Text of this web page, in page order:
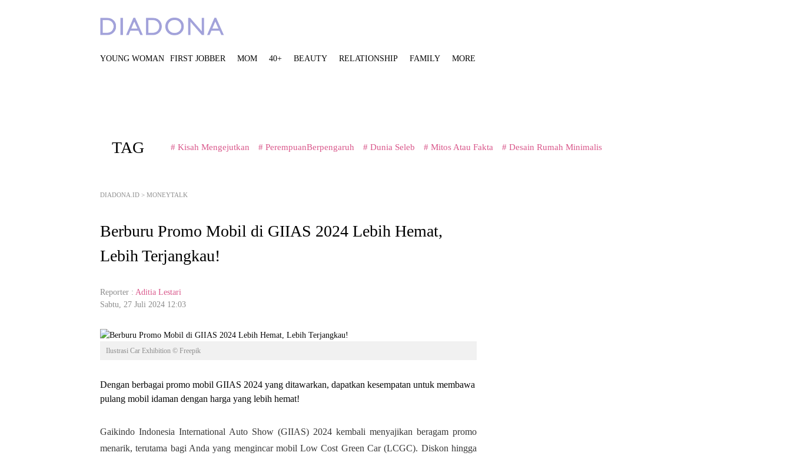
YOUNG WOMAN FIRST JOBBER MOM 40+ BEAUTY RELATIONSHIP FAMILY MORE
TAG # Kisah Mengejutkan # PerempuanBerpengaruh # Dunia Seleb # Mitos Atau Fakta # Desain Rumah Minimalis
DIADONA.ID > MONEYTALK
Berburu Promo Mobil di GIIAS 2024 Lebih Hemat,
Lebih Terjangkau!
Reporter : Aditia Lestari
Sabtu, 27 Juli 2024 12:03
Ilustrasi Car Exhibition © Freepik
Dengan berbagai promo mobil GIIAS 2024 yang ditawarkan, dapatkan kesempatan untuk membawa
pulang mobil idaman dengan harga yang lebih hemat!
Gaikindo Indonesia International Auto Show (GIIAS) 2024 kembali menyajikan beragam promo
menarik, terutama bagi Anda yang mengincar mobil Low Cost Green Car (LCGC). Diskon hingga